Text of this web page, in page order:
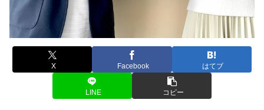
X Facebook はてブ
LINE コピー